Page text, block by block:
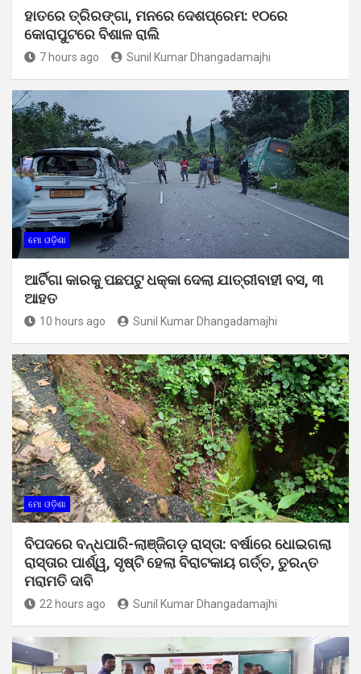
ହାତରେ ତ୍ରିରଙ୍ଗା, ମନରେ ଦେଶପ୍ରେମ: ୧୦ରେ
କୋରାପୁଟରେ ବିଶାଳ ରାଲି
7 hours ago Sunil Kumar Dhangadamajhi
ମୋ ଓଡ଼ିଶା
ଆର୍ଟିଗା କାରକୁ ପଛପଟୁ ଧକ୍କା ଦେଲା ଯାତ୍ରୀବାହୀ ବସ, ୩
ଆହତ
10 hours ago Sunil Kumar Dhangadamajhi
ମୋ ଓଡ଼ିଶା
ବିପଦରେ ବନ୍ଧପାରି-ଲାଞ୍ଜିଗଡ଼ ରାସ୍ତା: ବର୍ଷାରେ ଧୋଇଗଲା
ରାସ୍ତାର ପାର୍ଶ୍ୱ, ସୃଷ୍ଟି ହେଲା ବିରାଟକାୟ ଗର୍ତ୍ତ, ତୁରନ୍ତ
ମରାମତି ଦାବି
22 hours ago Sunil Kumar Dhangadamajhi